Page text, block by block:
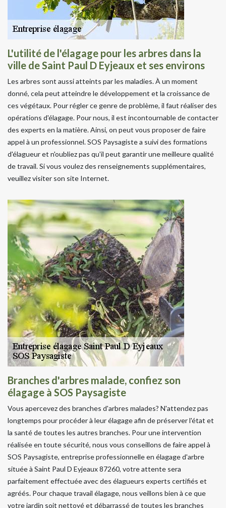
L'utilité de l'élagage pour les arbres dans la
ville de Saint Paul D Eyjeaux et ses environs
Les arbres sont aussi atteints par les maladies. À un moment
donné, cela peut atteindre le développement et la croissance de
ces végétaux. Pour régler ce genre de problème, il faut réaliser des
opérations d'élagage. Pour nous, il est incontournable de contacter
des experts en la matière. Ainsi, on peut vous proposer de faire
appel à un professionnel. SOS Paysagiste a suivi des formations
d'élagueur et n'oubliez pas qu'il peut garantir une meilleure qualité
de travail. Si vous voulez des renseignements supplémentaires,
veuillez visiter son site Internet.
Branches d'arbres malade, confiez son
élagage à SOS Paysagiste
Vous apercevez des branches d'arbres malades? N'attendez pas
longtemps pour procéder à leur élagage afin de préserver l'état et
la santé de toutes les autres branches. Pour une intervention
réalisée en toute sécurité, nous vous conseillons de faire appel à
SOS Paysagiste, entreprise professionnelle en élagage d'arbre
située à Saint Paul D Eyjeaux 87260, votre attente sera
parfaitement effectuée avec des élagueurs experts certifiés et
agréés. Pour chaque travail élagage, nous veillons bien à ce que
votre jardin soit nettoyé et débarrassé de toutes les branches